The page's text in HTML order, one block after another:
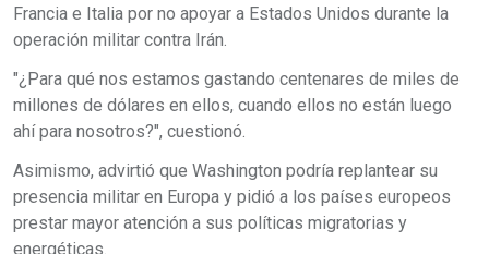
Francia e Italia por no apoyar a Estados Unidos durante la
operación militar contra Irán.
"¿Para qué nos estamos gastando centenares de miles de
millones de dólares en ellos, cuando ellos no están luego
ahí para nosotros?", cuestionó.
Asimismo, advirtió que Washington podría replantear su
presencia militar en Europa y pidió a los países europeos
prestar mayor atención a sus políticas migratorias y
energéticas.